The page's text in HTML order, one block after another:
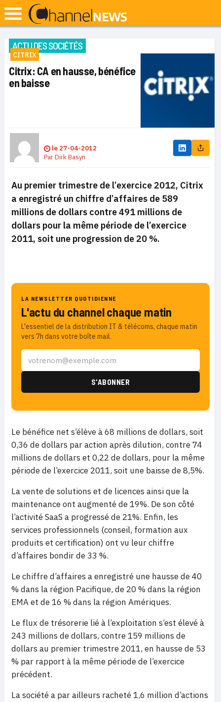
ACTU DES SOCIÉTÉS
CITRIX
Citrix: CA en hausse, bénéfice
en baisse
le 27-04-2012
ParDirk Basyn
Au premier trimestre de l’exercice 2012, Citrix
a enregistré un chiffre d’affaires de 589
millions de dollars contre 491 millions de
dollars pour la même période de l’exercice
2011, soit une progression de 20 %.
LA NEWSLETTER QUOTIDIENNE
L'actu du channel chaque matin
L'essentiel de la distribution IT & télécoms, chaque matin
vers 7h dans votre boîte mail.
Le bénéfice net s’élève à 68 millions de dollars, soit
0,36 de dollars par action après dilution, contre 74
millions de dollars et 0,22 de dollars, pour la même
période de l’exercice 2011, soit une baisse de 8,5%.
La vente de solutions et de licences ainsi que la
maintenance ont augmenté de 19%. De son côté
l’activité SaaS a progressé de 21%. Enfin, les
services professionnels (conseil, formation aux
produits et certification) ont vu leur chiffre
d’affaires bondir de 33 %.
Le chiffre d’affaires a enregistré une hausse de 40
% dans la région Pacifique, de 20 % dans la région
EMA et de 16 % dans la région Amériques.
Le flux de trésorerie lié à l’exploitation s’est élevé à
243 millions de dollars, contre 159 millions de
dollars au premier trimestre 2011, en hausse de 53
% par rapport à la même période de l’exercice
précédent.
La société a par ailleurs racheté 1,6 million d’actions